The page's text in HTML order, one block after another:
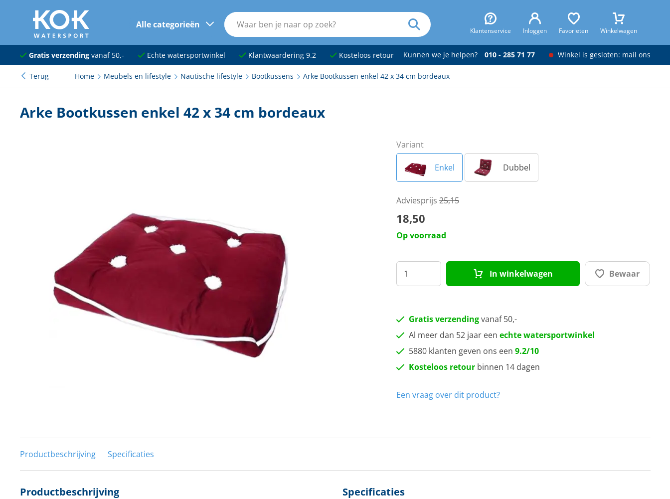
naar hoofdinhoud
Alle categorieën
Klantenservice Inloggen Favorieten Winkelwagen
Navigatie
Dekuitrusting
Techniek en motor
Tuigage en dekbeslag
Veiligheid
Boten, toebehoren en fun
Meubels en lifestyle
Gratis verzendingvanaf 50,- Echte watersportwinkel Klantwaardering 9.2 Kosteloos retour Kunnen we je helpen? 010 - 285 71 77 Winkel is gesloten: mail ons
Terug Home Meubels en lifestyle Nautische lifestyle Bootkussens Arke Bootkussen enkel 42 x 34 cm bordeaux
Arke Bootkussen enkel 42 x 34 cm bordeaux
Variant
Enkel Dubbel
Adviesprijs25,15
18,50
Op voorraad
In winkelwagen Bewaar
Gratis verzendingvanaf 50,-
Al meer dan 52 jaar een echte watersportwinkel
5880 klanten geven ons een 9.2/10
Kosteloos retourbinnen 14 dagen
Een vraag over dit product?
Productbeschrijving Specificaties
Productbeschrijving Specificaties